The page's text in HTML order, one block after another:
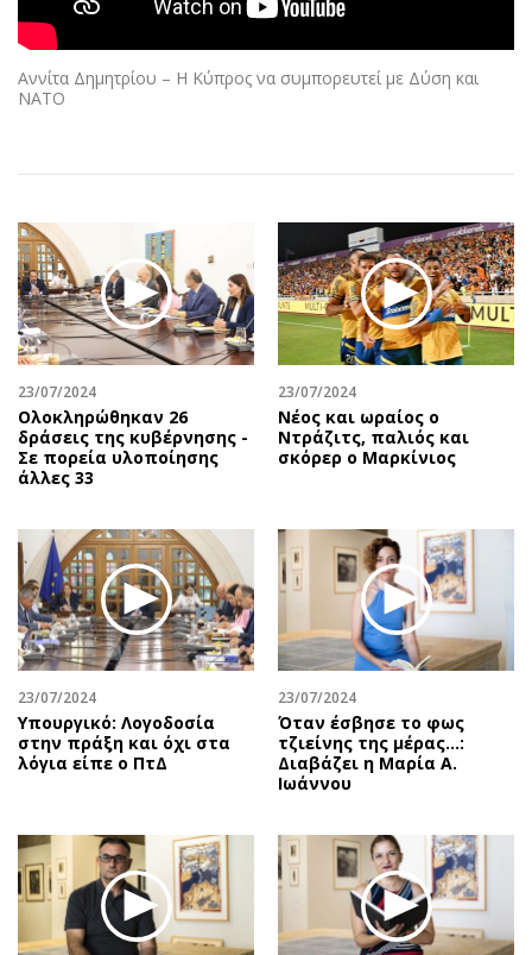
Αθλητισμός
Κύπρος
Ελλάδα
Οικονομία
Real Estate
Επιχειρήσεις
Αγορές
Money Review
AstroBank Properties
Trends
Ενέργεια
Περιβάλλον
Ελλάδα
Κόσμος
Παράξενα
Πολιτισμός
Θέατρο-Χορός
Μουσική
Βιβλίο
Χειρόγραφα
Geek
Νέα
Κινητά-tablets
Πολιτική
Οικονομία
Γενικά
Αναδρομές
Πρόσωπα
Περιβάλλον
Good Life
Γυναίκα
Ταξίδια
Συνταγές
Media
Εκπομπές
Wine routes
Podcasts
Uncut
Προσωπικότητες στην ''Κ''
Επιστολές
Αννίτα Δημητρίου – Η Κύπρος να συμπορευτεί με Δύση και
ΝΑΤΟ
23/07/2024
Ολοκληρώθηκαν 26
δράσεις της κυβέρνησης -
Σε πορεία υλοποίησης
άλλες 33
23/07/2024
Νέος και ωραίος ο
Ντράζιτς, παλιός και
σκόρερ ο Μαρκίνιος
23/07/2024
Υπουργικό: Λογοδοσία
στην πράξη και όχι στα
λόγια είπε ο ΠτΔ
23/07/2024
Όταν έσβησε το φως
τζιείνης της μέρας…:
Διαβάζει η Μαρία Α.
Ιωάννου